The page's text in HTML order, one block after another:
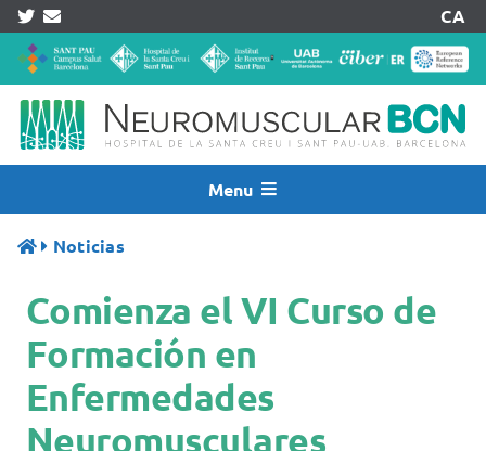
Skip
content
CA
Menu
Quiénes Somos
Asistencia
Investigación
Pacientes
Acreditaciones
Noticias
Comienza el VI Curso de
Formación en
Enfermedades
Neuromusculares